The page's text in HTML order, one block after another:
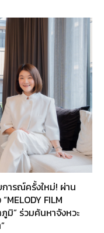
ารณ์ครั้งใหม่! ผ่าน
FILM
มิ” ร่วมค้นหาจังหวะ